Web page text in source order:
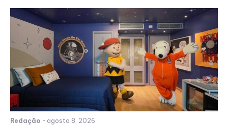
Redação - agosto 8, 2026